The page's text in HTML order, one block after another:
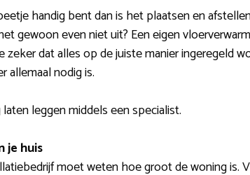
handig bent dan is het plaatsen en
gewoon even niet uit? Een eigen
zeker dat alles op de juiste manier ingeregeld
allemaal nodig is.
leggen middels een specialist.
je huis
moet weten hoe groot de woning